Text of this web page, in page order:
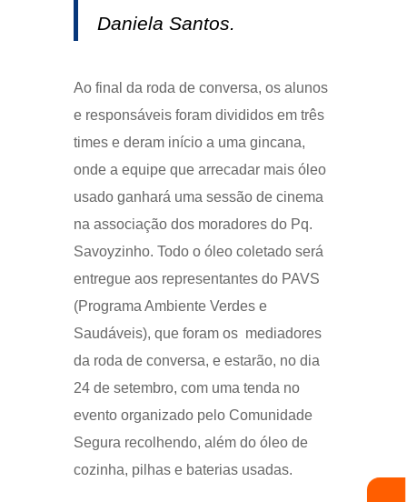
Daniela Santos.
Ao final da roda de conversa, os alunos
e responsáveis foram divididos em três
times e deram início a uma gincana,
onde a equipe que arrecadar mais óleo
usado ganhará uma sessão de cinema
na associação dos moradores do Pq.
Savoyzinho. Todo o óleo coletado será
entregue aos representantes do PAVS
(Programa Ambiente Verdes e
Saudáveis), que foram os mediadores
da roda de conversa, e estarão, no dia
24 de setembro, com uma tenda no
evento organizado pelo Comunidade
Segura recolhendo, além do óleo de
cozinha, pilhas e baterias usadas.